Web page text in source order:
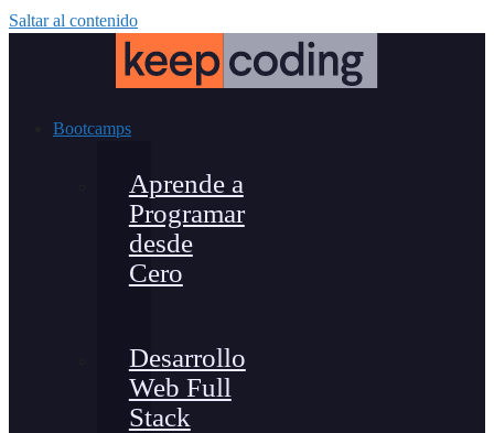
Saltar al contenido
Bootcamps
Aprende a
Programar
desde
Cero
Desarrollo
Web Full
Stack